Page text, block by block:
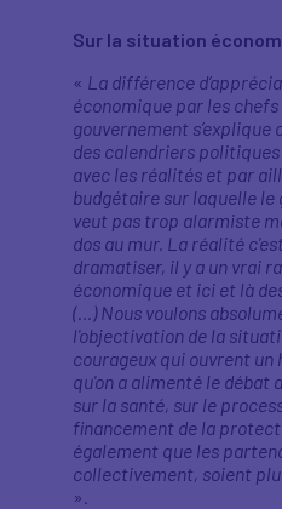
Sur la situation
« La différence
économique par les chefs
gouvernement s’explique
des calendriers
avec les réalités et par
budgétaire sur laquelle le
veut pas trop alarmiste
dos au mur. La réalité
dramatiser, il y a un vrai
économique et ici et là
(…) Nous voulons
l'objectivation de la
courageux qui ouvrent un
qu'on a alimenté le débat
sur la santé, sur le
financement de la
également que les
collectivement, soient
».